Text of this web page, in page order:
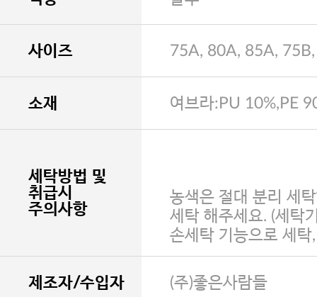
사이즈 75A, 80A, 85A,
소재 여브라:PU 10%,PE
세탁방법 및
취급시
주의사항
농색은 절대 분리 세
세탁 해주세요. (세탁
손세탁 기능으로 세탁
제조자/수입자 (주)좋은사람들